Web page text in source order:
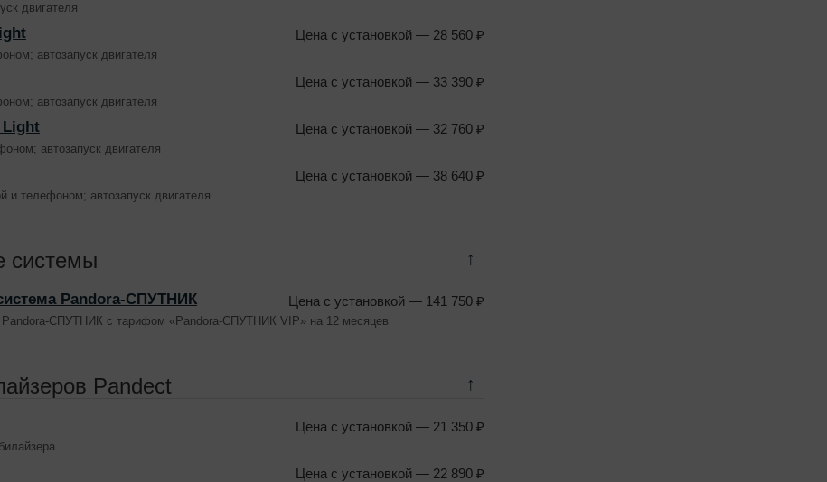
двигателя
Цена с установкой — 28 560 ₽
автозапуск двигателя
Цена с установкой — 33 390 ₽
автозапуск двигателя
Light Цена с установкой — 32 760 ₽
автозапуск двигателя
Цена с установкой — 38 640 ₽
и телефоном; автозапуск двигателя
системы ↑
Pandora-СПУТНИК Цена с установкой — 141 750 ₽
Pandora-СПУТНИК c тарифом «Pandora-СПУТНИК VIP» на 12 месяцев
Pandect ↑
Цена с установкой — 21 350 ₽
Цена с установкой — 22 890 ₽